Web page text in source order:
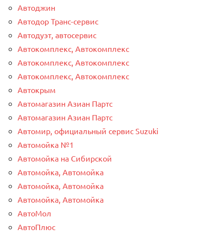
Автоджин
Автодор Транс-сервис
Автодуэт, автосервис
Автокомплекс, Автокомплекс
Автокомплекс, Автокомплекс
Автокомплекс, Автокомплекс
Автокрым
Автомагазин Азиан Партс
Автомагазин Азиан Партс
Автомир, официальный сервис Suzuki
Автомойка №1
Автомойка на Сибирской
Автомойка, Автомойка
Автомойка, Автомойка
Автомойка, Автомойка
АвтоМол
АвтоПлюс